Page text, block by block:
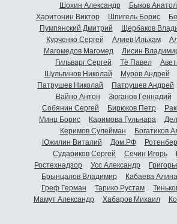
Шохин Александр
Быков
Харитонин Виктор
Шпигель Борис
Пумпянский Дмитрий
Щербаков
Курченко Сергей
Алиев Ильхам
Магомедов Магомед
Лисин
Гильварг Сергей
Тё Павел
Шульгинов Николай
Муров Андрей
Патрушев Николай
Патрушев Андрей
Вайно Антон
Зюганов Геннадий
Собянин Сергей
Бирюков Петр
Минц Борис
Каримова Гульнара
Керимов Сулейман
Богатиков
Южилин Виталий
Дом.РФ
Судариков Сергей
Сечин Игорь
Ростехнадзор
Усс Александр
Брынцалов Владимир
Кабаева Алина
Греф Герман
Тарико Рустам
Мамут Александр
Хабаров Михаил